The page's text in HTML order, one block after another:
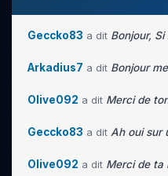
Geccko83 a dit Bonjour,
Arkadius7 a dit Bonjour
Olive092 a dit Merci de
Geccko83 a dit Ah oui sur
Olive092 a dit Merci de ta